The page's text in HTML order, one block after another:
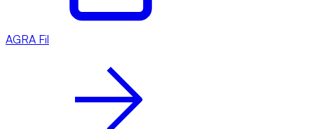
AGRA Fil